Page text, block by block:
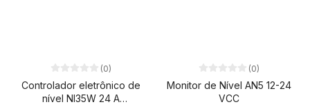
(0)
Controlador eletrônico de
nível NI35W 24 A
(0)
Monitor de Nível AN5 12-24
VCC